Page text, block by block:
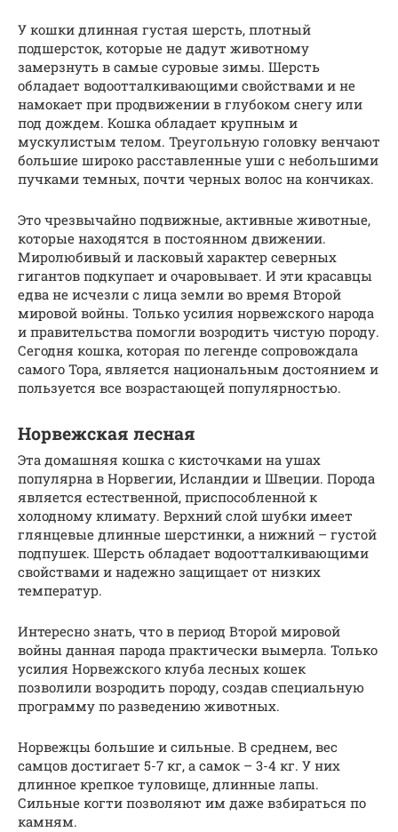
У кошки длинная густая шерсть, плотный
подшерсток, которые не дадут животному
замерзнуть в самые суровые зимы. Шерсть
обладает водоотталкивающими свойствами и не
намокает при продвижении в глубоком снегу или
под дождем. Кошка обладает крупным и
мускулистым телом. Треугольную головку венчают
большие широко расставленные уши с небольшими
пучками темных, почти черных волос на кончиках.
Это чрезвычайно подвижные, активные животные,
которые находятся в постоянном движении.
Миролюбивый и ласковый характер северных
гигантов подкупает и очаровывает. И эти красавцы
едва не исчезли с лица земли во время Второй
мировой войны. Только усилия норвежского народа
и правительства помогли возродить чистую породу.
Сегодня кошка, которая по легенде сопровождала
самого Тора, является национальным достоянием и
пользуется все возрастающей популярностью.
Норвежская лесная
Эта домашняя кошка с кисточками на ушах
популярна в Норвегии, Исландии и Швеции. Порода
является естественной, приспособленной к
холодному климату. Верхний слой шубки имеет
глянцевые длинные шерстинки, а нижний – густой
подпушек. Шерсть обладает водоотталкивающими
свойствами и надежно защищает от низких
температур.
Интересно знать, что в период Второй мировой
войны данная парода практически вымерла. Только
усилия Норвежского клуба лесных кошек
позволили возродить породу, создав специальную
программу по разведению животных.
Норвежцы большие и сильные. В среднем, вес
самцов достигает 5-7 кг, а самок – 3-4 кг. У них
длинное крепкое туловище, длинные лапы.
Сильные когти позволяют им даже взбираться по
камням.